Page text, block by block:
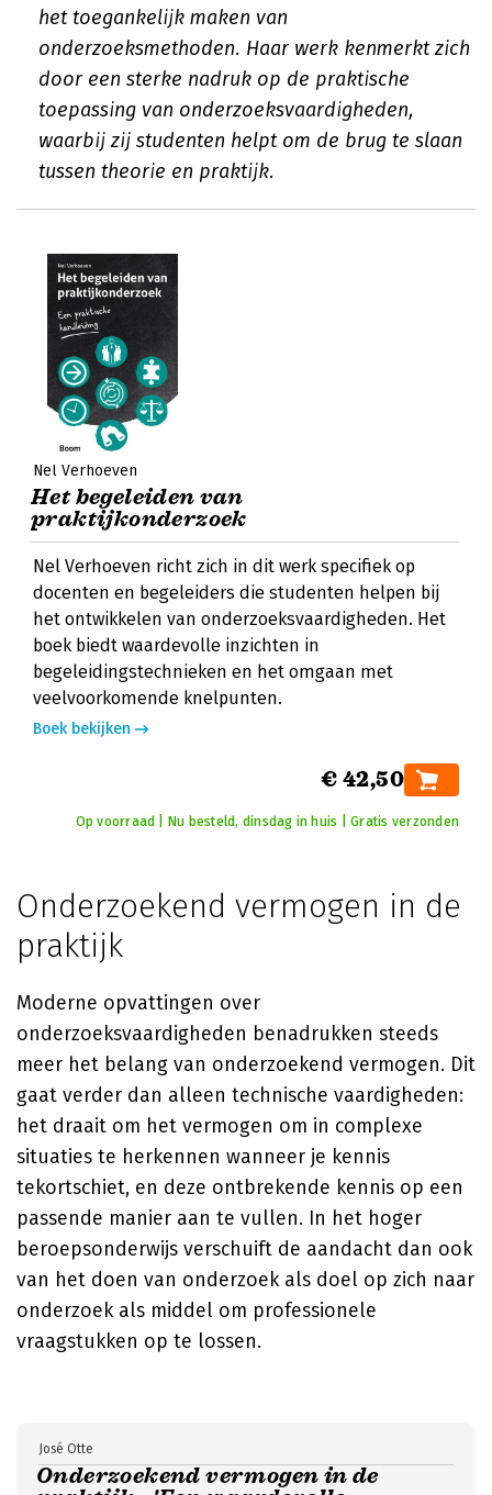
het toegankelijk maken van
onderzoeksmethoden. Haar werk kenmerkt zich
door een sterke nadruk op de praktische
toepassing van onderzoeksvaardigheden,
waarbij zij studenten helpt om de brug te slaan
tussen theorie en praktijk.
Nel Verhoeven
Het begeleiden van
praktijkonderzoek
Nel Verhoeven richt zich in dit werk specifiek op
docenten en begeleiders die studenten helpen bij
het ontwikkelen van onderzoeksvaardigheden. Het
boek biedt waardevolle inzichten in
begeleidingstechnieken en het omgaan met
veelvoorkomende knelpunten.
Boek bekijken
€ 42,50
Op voorraad | Nu besteld, dinsdag in huis | Gratis verzonden
Onderzoekend vermogen in de
praktijk
Moderne opvattingen over
onderzoeksvaardigheden benadrukken steeds
meer het belang van onderzoekend vermogen. Dit
gaat verder dan alleen technische vaardigheden:
het draait om het vermogen om in complexe
situaties te herkennen wanneer je kennis
tekortschiet, en deze ontbrekende kennis op een
passende manier aan te vullen. In het hoger
beroepsonderwijs verschuift de aandacht dan ook
van het doen van onderzoek als doel op zich naar
onderzoek als middel om professionele
vraagstukken op te lossen.
Onderzoekend vermogen in de
José Otte